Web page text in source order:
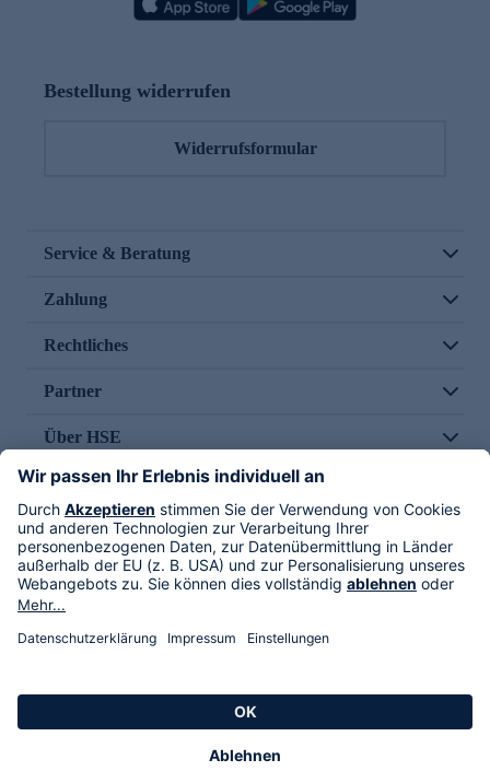
Bestellung widerrufen
Widerrufsformular
Service & Beratung
Zahlung
Rechtliches
Partner
Über HSE
Im TV
HSE International